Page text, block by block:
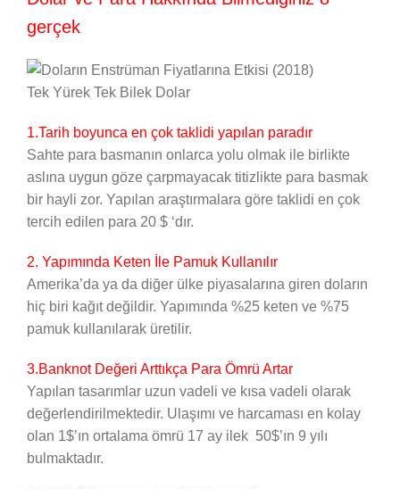
gerçek
Tek Yürek Tek Bilek Dolar
1.Tarih boyunca en çok taklidi yapılan paradır
Sahte para basmanın onlarca yolu olmak ile birlikte
aslına uygun göze çarpmayacak titizlikte para basmak
bir hayli zor. Yapılan araştırmalara göre taklidi en çok
tercih edilen para 20 $ ‘dır.
2. Yapımında Keten İle Pamuk Kullanılır
Amerika’da ya da diğer ülke piyasalarına giren doların
hiç biri kağıt değildir. Yapımında %25 keten ve %75
pamuk kullanılarak üretilir.
3.Banknot Değeri Arttıkça Para Ömrü Artar
Yapılan tasarımlar uzun vadeli ve kısa vadeli olarak
değerlendirilmektedir. Ulaşımı ve harcaması en kolay
olan 1$’ın ortalama ömrü 17 ay ilek 50$’ın 9 yılı
bulmaktadır.